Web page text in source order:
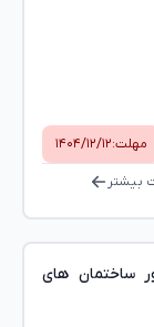
مهلت:۱۴۰۴/۱۲/۱۲
بیشتر
ساختمان های